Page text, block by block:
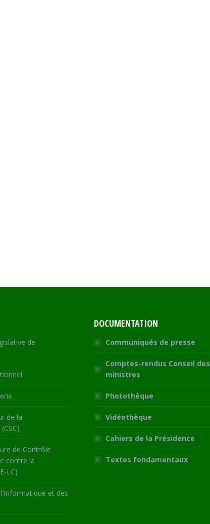
de
de la
de Contrôle
contre la
LC)
et des
DOCUMENTATION
Communiqués de presse
Comptes-rendus Conseil des
ministres
Photothèque
Vidéothèque
Cahiers de la Présidence
Textes fondamentaux